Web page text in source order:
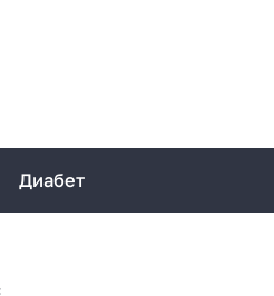
Диабет